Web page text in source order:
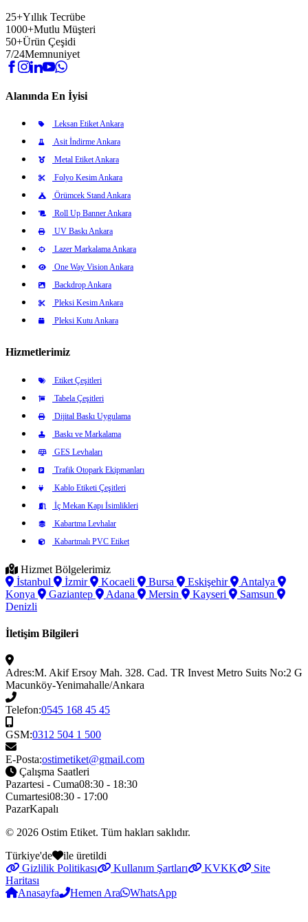
25+Yıllık Tecrübe
1000+Mutlu Müşteri
50+Ürün Çeşidi
7/24Memnuniyet
Alanında En İyisi
Leksan Etiket Ankara
Asit İndirme Ankara
Metal Etiket Ankara
Folyo Kesim Ankara
Örümcek Stand Ankara
Roll Up Banner Ankara
UV Baskı Ankara
Lazer Markalama Ankara
One Way Vision Ankara
Backdrop Ankara
Pleksi Kesim Ankara
Pleksi Kutu Ankara
Hizmetlerimiz
Etiket Çeşitleri
Tabela Çeşitleri
Dijital Baskı Uygulama
Baskı ve Markalama
GES Levhaları
Trafik Otopark Ekipmanları
Kablo Etiketi Çeşitleri
İç Mekan Kapı İsimlikleri
Kabartma Levhalar
Kabartmalı PVC Etiket
Hizmet Bölgelerimiz
İstanbul
İzmir Kocaeli Bursa Eskişehir
Antalya
Konya
Gaziantep Adana Mersin Kayseri
Samsun
Denizli
İletişim Bilgileri
Adres:M. Akif Ersoy Mah. 328. Cad. TR Invest Metro Suits No:2 G
Macunköy-Yenimahalle/Ankara
Telefon:0545 168 45 45
GSM:0312 504 1 500
E-Posta:ostimetiket@gmail.com
Çalışma Saatleri
Pazartesi - Cuma08:30 - 18:30
Cumartesi08:30 - 17:00
PazarKapalı
© 2026 Ostim Etiket. Tüm hakları saklıdır.
Türkiye'de
ile üretildi
Gizlilik Politikası
Kullanım Şartları KVKK
Site
Haritası
Anasayfa
Hemen Ara WhatsApp